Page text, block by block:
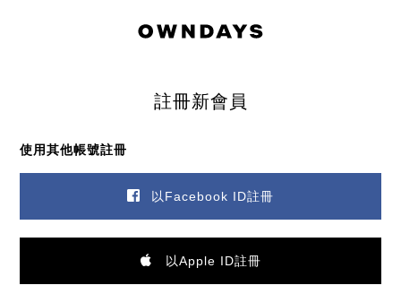
註冊新會員
使用其他帳號註冊
以Facebook ID註冊
以Apple ID註冊